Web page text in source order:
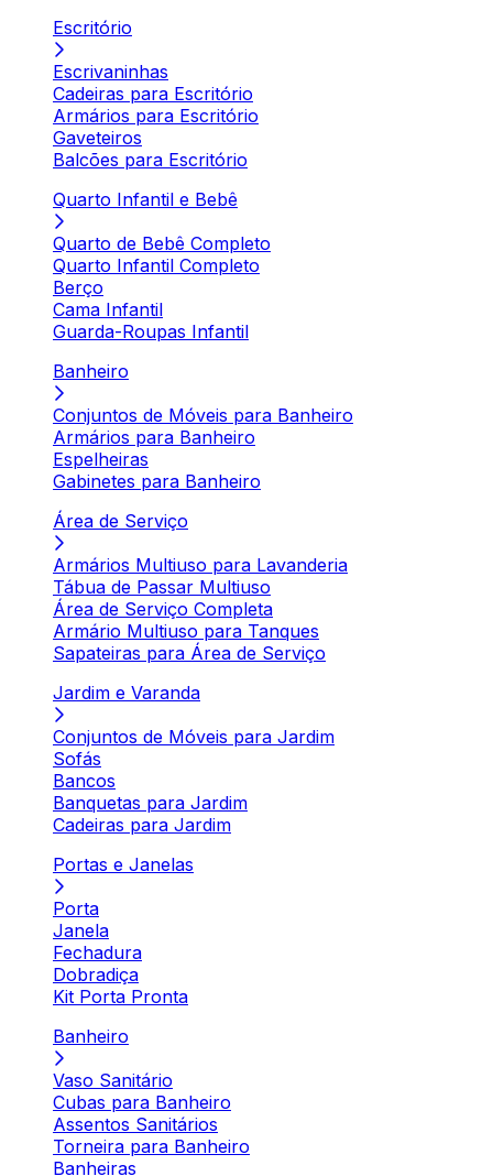
Escritório
Escrivaninhas
Cadeiras para Escritório
Armários para Escritório
Gaveteiros
Balcões para Escritório
Quarto Infantil e Bebê
Quarto de Bebê Completo
Quarto Infantil Completo
Berço
Cama Infantil
Guarda-Roupas Infantil
Banheiro
Conjuntos de Móveis para Banheiro
Armários para Banheiro
Espelheiras
Gabinetes para Banheiro
Área de Serviço
Armários Multiuso para Lavanderia
Tábua de Passar Multiuso
Área de Serviço Completa
Armário Multiuso para Tanques
Sapateiras para Área de Serviço
Jardim e Varanda
Conjuntos de Móveis para Jardim
Sofás
Bancos
Banquetas para Jardim
Cadeiras para Jardim
Portas e Janelas
Porta
Janela
Fechadura
Dobradiça
Kit Porta Pronta
Banheiro
Vaso Sanitário
Cubas para Banheiro
Assentos Sanitários
Torneira para Banheiro
Banheiras